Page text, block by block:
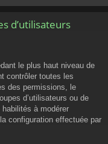
d’utilisateurs
le plus haut niveau de
contrôler toutes les
des permissions, le
d’utilisateurs ou de
à modérer
configuration effectuée par